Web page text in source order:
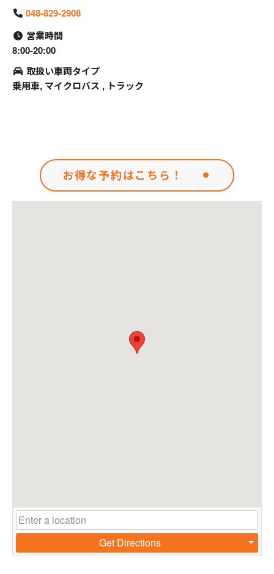
048-829-2908
営業時間
8:00-20:00
取扱い車両タイプ
乗用車, マイクロバス , トラック
お得な予約はこちら！
Get Directions